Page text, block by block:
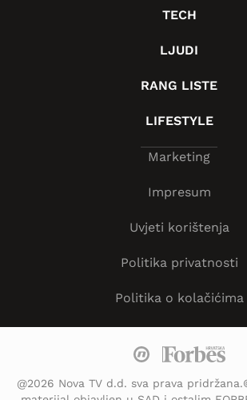
TECH
LJUDI
RANG LISTE
LIFESTYLE
Marketing
Impresum
Uvjeti korištenja
Politika privatnosti
Politika o kolačićima
@2026 Nova TV d.d. sva prava